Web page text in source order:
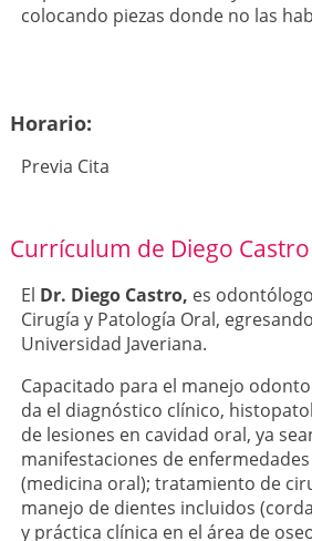
colocando piezas donde no las
Horario:
Previa Cita
Currículum de Diego Castro
El Dr. Diego Castro, es
Cirugía y Patología Oral,
Universidad Javeriana.
Capacitado para el manejo
da el diagnóstico clínico,
de lesiones en cavidad oral, ya
manifestaciones de
(medicina oral); tratamiento de
manejo de dientes incluidos
y práctica clínica en el área de